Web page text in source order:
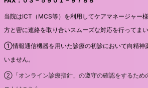
当院はICT（MCS等）を利用してケアマネージャー
方と密に連絡を取り合いスムーズな対応を行ってまい
①情報通信機器を用いた診療の初診において向精神
いません。
②「オンライン診療指針」の遵守の確認をするため